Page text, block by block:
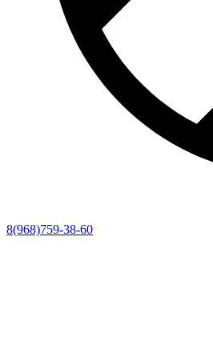
8(968)759-38-60